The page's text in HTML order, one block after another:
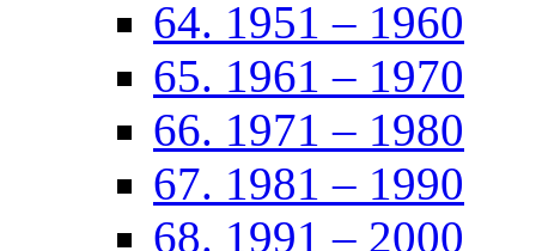
64. 1951 – 1960
65. 1961 – 1970
66. 1971 – 1980
67. 1981 – 1990
68. 1991 – 2000